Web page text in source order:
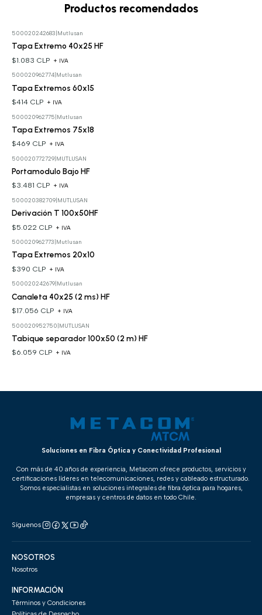
Productos recomendados
500020242683 Mutlusan
Tapa Extremo 40x25 HF
$1.083 CLP + IVA
500020962774| Mutlusan
Tapa Extremos 60x15
$414 CLP + IVA
500020962775 Mutlusan
Tapa Extremos 75x18
$469 CLP + IVA
500020772729| MUTLUSAN
Portamodulo Bajo HF
$3.481 CLP + IVA
500020382709| MUTLUSAN
Derivación T 100x50HF
$5.022 CLP + IVA
500020962773 Mutlusan
Tapa Extremos 20x10
$390 CLP + IVA
500020242679| Mutlusan
Canaleta 40x25 (2 ms) HF
$17.056 CLP + IVA
500020952750 MUTLUSAN
Tabique separador 100x50 (2 m) HF
$6.059 CLP + IVA
Soluciones en Fibra Óptica y Conectividad Profesional
Con más de 40 años de experiencia, Metacom ofrece productos, servicios y
certificaciones líderes en telecomunicaciones, redes y cableado estructurado.
Somos especialistas en soluciones integrales de fibra óptica para hogares,
empresas y centros de datos en todo Chile.
Síguenos
NOSOTROS
Nosotros
INFORMACIÓN
Términos y Condiciones